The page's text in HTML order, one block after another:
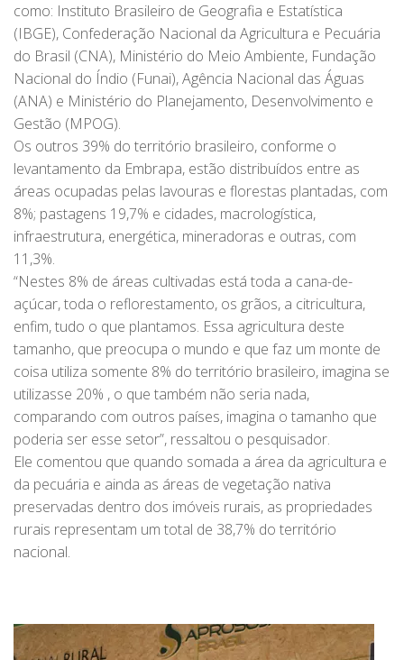
como: Instituto Brasileiro de Geografia e Estatística
(IBGE), Confederação Nacional da Agricultura e Pecuária
do Brasil (CNA), Ministério do Meio Ambiente, Fundação
Nacional do Índio (Funai), Agência Nacional das Águas
(ANA) e Ministério do Planejamento, Desenvolvimento e
Gestão (MPOG).
Os outros 39% do território brasileiro, conforme o
levantamento da Embrapa, estão distribuídos entre as
áreas ocupadas pelas lavouras e florestas plantadas, com
8%; pastagens 19,7% e cidades, macrologística,
infraestrutura, energética, mineradoras e outras, com
11,3%.
“Nestes 8% de áreas cultivadas está toda a cana-de-
açúcar, toda o reflorestamento, os grãos, a citricultura,
enfim, tudo o que plantamos. Essa agricultura deste
tamanho, que preocupa o mundo e que faz um monte de
coisa utiliza somente 8% do território brasileiro, imagina se
utilizasse 20% , o que também não seria nada,
comparando com outros países, imagina o tamanho que
poderia ser esse setor”, ressaltou o pesquisador.
Ele comentou que quando somada a área da agricultura e
da pecuária e ainda as áreas de vegetação nativa
preservadas dentro dos imóveis rurais, as propriedades
rurais representam um total de 38,7% do território
nacional.